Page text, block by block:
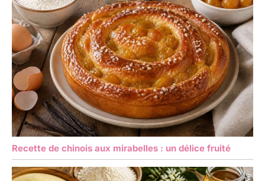
Recette de chinois aux mirabelles : un délice fruité